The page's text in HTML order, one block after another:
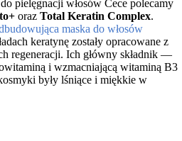
pielęgnacji włosów Cece polecamy
oraz Total Keratin Complex.
maska do włosów
keratynę zostały opracowane z
regeneracji. Ich główny składnik —
i wzmacniającą witaminą B3
były lśniące i miękkie w